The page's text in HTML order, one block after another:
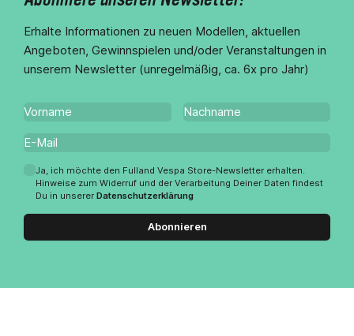
Erhalte Informationen zu neuen Modellen, aktuellen
Angeboten, Gewinnspielen und/oder Veranstaltungen in
unserem Newsletter (unregelmäßig, ca. 6x pro Jahr)
Ja, ich möchte den Fulland Vespa Store-Newsletter erhalten.
Hinweise zum Widerruf und der Verarbeitung Deiner Daten findest
Du in unserer Datenschutzerklärung
Abonnieren